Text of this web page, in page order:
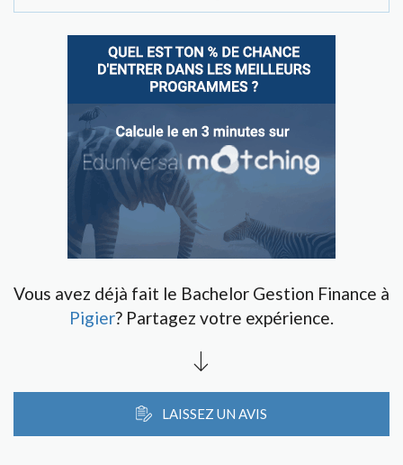
Vous avez déjà fait le Bachelor Gestion Finance à
Pigier? Partagez votre expérience.
LAISSEZ UN AVIS